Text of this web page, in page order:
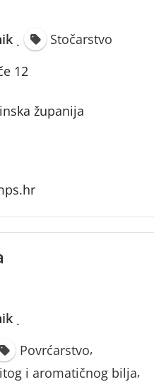
·
Stočarstvo
12
županija
·
Povrćarstvo,
i aromatičnog bilja,